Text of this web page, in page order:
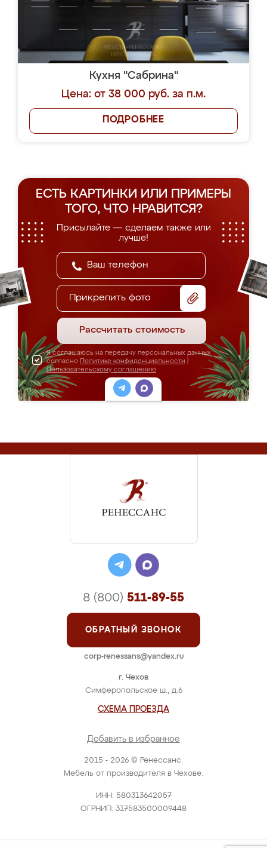
Кухня "Сабрина"
Цена: от 38 000 руб. за п.м.
ПОДРОБНЕЕ
ЕСТЬ КАРТИНКИ ИЛИ ПРИМЕРЫ
ТОГО, ЧТО НРАВИТСЯ?
Присылайте — сделаем также или
лучше!
Прикрепить фото
Рассчитать стоимость
Я соглашаюсь на передачу персональных данных
согласно Политике конфиденциальности
Пользовательскому соглашению
2015 - 2026 © Ренессанс.
Мебель от производителя в Чехове.
ИНН: 580313642057
ОГРНИП: 317583500009448
г. Чехов
Симферопольское ш., д.6
СХЕМА ПРОЕЗДА
Добавить в избранное
8 (800) 511-89-55
ОБРАТНЫЙ ЗВОНОК
corp-renessans@yandex.ru